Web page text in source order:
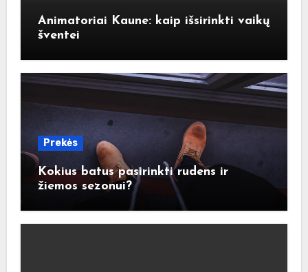
Animatoriai Kaune: kaip išsirinkti vaikų
šventei
Prekės
Kokius batus pasirinkti rudens ir
žiemos sezonui?